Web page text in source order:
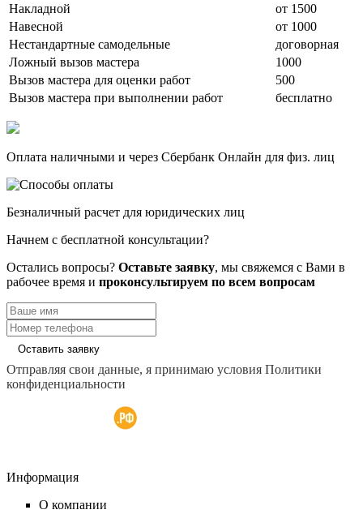
Накладной
от 1500
Навесной
от 1000
Нестандартные самодельные
договорная
Ложный вызов мастера
1000
Вызов мастера для оценки работ
500
Вызов мастера при выполнении работ
бесплатно
Оплата наличными и через Сбербанк Онлайн для физ. лиц
Безналичный расчет для юридических лиц
Начнем с бесплатной консультации?
Остались вопросы? Оставьте заявку, мы свяжемся с Вами в
рабочее время и проконсультируем по всем вопросам
Оставить заявку
Отправляя свои данные, я принимаю условия Политики
конфиденциальности
Информация
О компании